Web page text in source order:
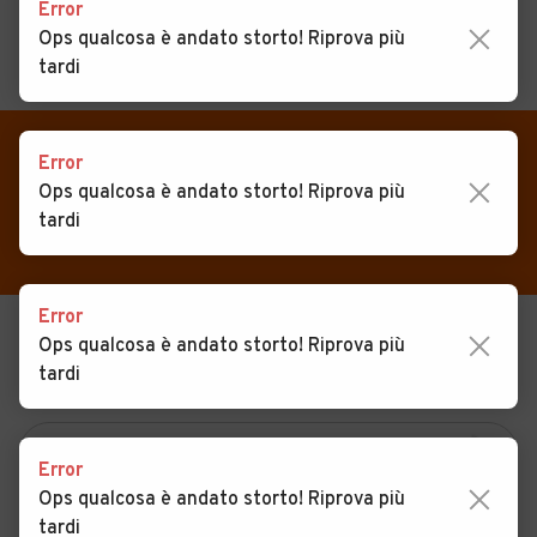
CERCA
Auto
Auto usate
Auto Km 0
Noleggio a lungo termine
Camper
VENDI
MAGAZINE
ACCEDI
Auto usate in vendita San
USATO
NUOVO
Error
Ops qualcosa è andato storto! Riprova più
tardi
Error
Ops qualcosa è andato storto! Riprova più
tardi
Error
Ops qualcosa è andato storto! Riprova più
tardi
Error
Ops qualcosa è andato storto! Riprova più
tardi